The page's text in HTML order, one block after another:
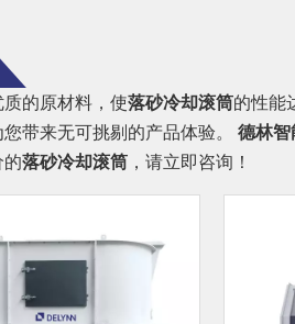
的原材料，使落砂冷却滚筒的性能
带来无可挑剔的产品体验。 德林智
落砂冷却滚筒 ，请立即咨询！